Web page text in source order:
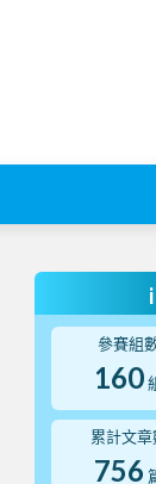
參賽組
160
累計文章
756